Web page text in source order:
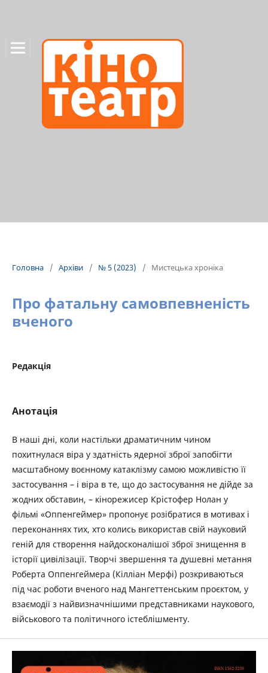
Головна / Архіви / № 5 (2023) / Мистецька хроніка
Про фатальну самовпевненість
вченого
Редакція
Анотація
В наші дні, коли настільки драматичним чином
похитнулася віра у здатність ядерної зброї запобігти
масштабному воєнному катаклізму самою можливістю її
застосування – і віра в те, що до застосування не дійде за
жодних обставин, – кінорежисер Крістофер Нолан у
фільмі «Оппенгеймер» пропонує розібратися в мотивах і
переконаннях тих, хто колись використав свій науковий
геній для створення найдосконалішої зброї знищення в
історії цивілізації. Творчі звершення та душевні метання
Роберта Оппенгеймера (Кілліан Мерфі) розкриваються
під час роботи вченого над Мангеттенським проєктом, у
взаємодії з найвизначнішими представниками наукового,
військового та політичного істеблішменту.